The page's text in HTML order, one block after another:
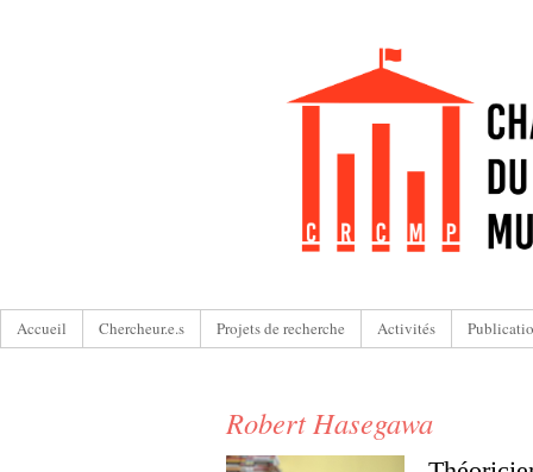
Accueil Chercheur.e.s Projets de recherche Activités
Robert Hasegawa